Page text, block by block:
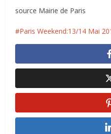
source Mairie de Paris
Paris Weekend:13/14 Mai